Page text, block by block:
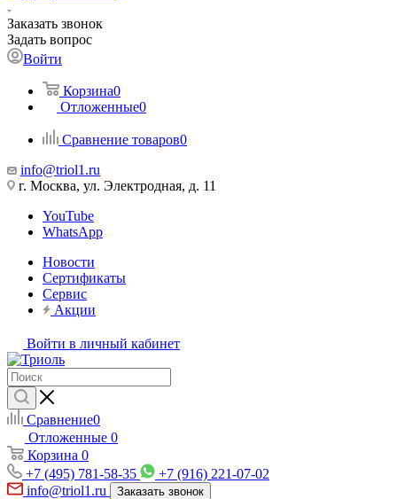
Заказать звонок
Задать вопрос
Войти
Корзина0
Отложенные0
Сравнение товаров0
info@triol1.ru
г. Москва, ул. Электродная, д. 11
YouTube
WhatsApp
Новости
Сертификаты
Сервис
Акции
Войти в личный кабинет
Сравнение0
Отложенные 0
Корзина 0
+7 (495) 781-58-35
+7 (916) 221-07-02
info@triol1.ru
Заказать звонок